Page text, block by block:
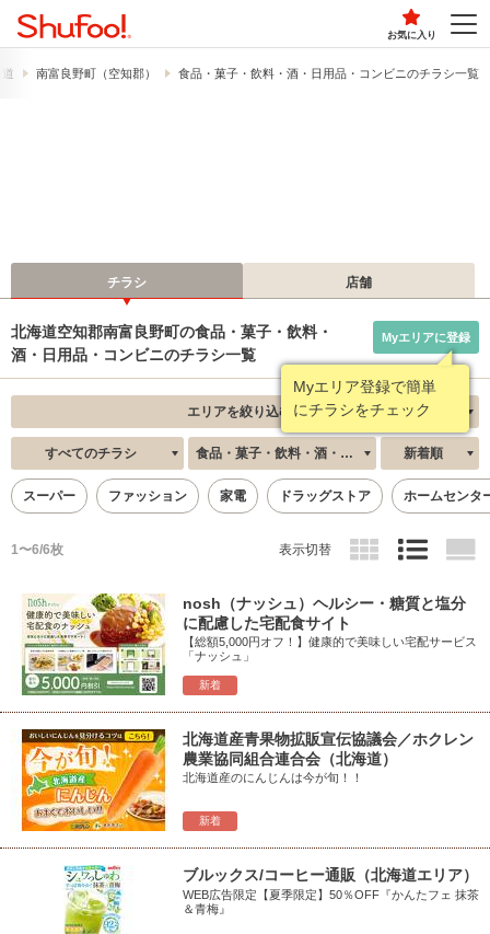
お気に入り
南富良野町（空知郡） 食品・菓子・飲料・酒・日用品・コンビニのチラシ一覧
チラシ 店舗
北海道空知郡南富良野町の食品・菓子・飲料・
酒・日用品・コンビニのチラシ一覧
Myエリア登録で簡単
にチラシをチェック
Myエリアに登録
エリアを絞り込む
すべてのチラシ 食品・菓子・飲料・酒・日用品・コンビニ 新着順
スーパー ファッション 家電 ドラッグストア ホームセンタ
1〜6/6枚 表示切替
新着
nosh（ナッシュ）ヘルシー・糖質と塩分
に配慮した宅配食サイト
【総額5,000円オフ！】健康的で美味しい宅配サービス
「ナッシュ」
新着
北海道産青果物拡販宣伝協議会／ホクレン
農業協同組合連合会（北海道）
北海道産のにんじんは今が旬！！
ブルックス/コーヒー通販（北海道エリア）
WEB広告限定【夏季限定】50％OFF『かんたフェ 抹茶
＆青梅』